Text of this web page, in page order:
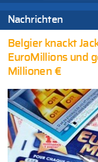
Nachrichten
Belgier knackt
EuroMillions und
Millionen €